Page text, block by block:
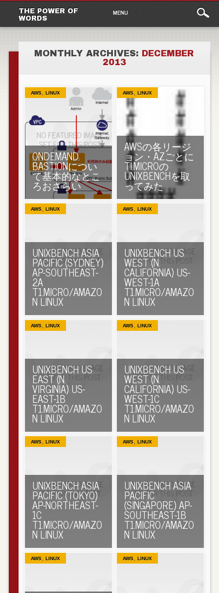
THE POWER OF
WORDS
Main
menu
MENU
MONTHLY ARCHIVES: DECEMBER
2013
AWS, LINUX
ONDEMAND
BASTIONについ
て基本的なとこ
ろおさらい
AWS, LINUX
AWSの各リージ
ョン・AZごとに
TI.MICROの
UNIXBENCHを取
ってみた
AWS, LINUX
UNIXBENCH ASIA
PACIFIC (SYDNEY)
AP-SOUTHEAST-
2A
T1.MICRO/AMAZO
N LINUX
AWS, LINUX
UNIXBENCH US
WEST (N.
CALIFORNIA) US-
WEST-1A
T1.MICRO/AMAZO
N LINUX
AWS, LINUX
UNIXBENCH US
EAST (N.
VIRGINIA) US-
EAST-1B
T1.MICRO/AMAZO
N LINUX
AWS, LINUX
UNIXBENCH US
WEST (N.
CALIFORNIA) US-
WEST-1C
T1.MICRO/AMAZO
N LINUX
AWS, LINUX
UNIXBENCH ASIA
PACIFIC (TOKYO)
AP-NORTHEAST-
1C
T1.MICRO/AMAZO
N LINUX
AWS, LINUX
UNIXBENCH ASIA
PACIFIC
(SINGAPORE) AP-
SOUTHEAST-1B
T1.MICRO/AMAZO
N LINUX
AWS, LINUX AWS, LINUX